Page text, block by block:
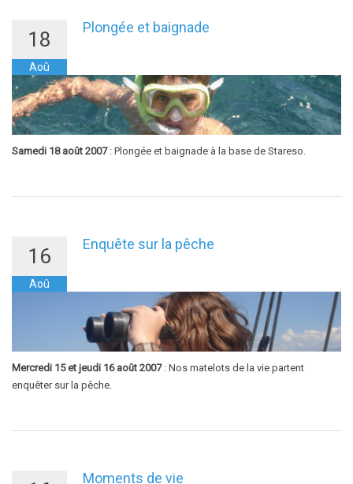
18
Aoû
Plongée et baignade
Samedi 18 août 2007: Plongée et baignade à la base de Stareso.
16
Aoû
Enquête sur la pêche
Mercredi 15 et jeudi 16 août 2007: Nos matelots de la vie partent
enquêter sur la pêche.
Moments de vie